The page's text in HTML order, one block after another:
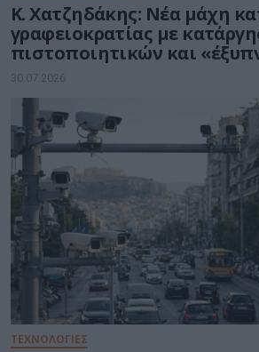
Κ. Χατζηδάκης: Νέα μάχη
γραφειοκρατίας με
πιστοποιητικών και
διασταυρώσεις του
30.07.2026
ΤΕΧΝΟΛΟΓΙΕΣ